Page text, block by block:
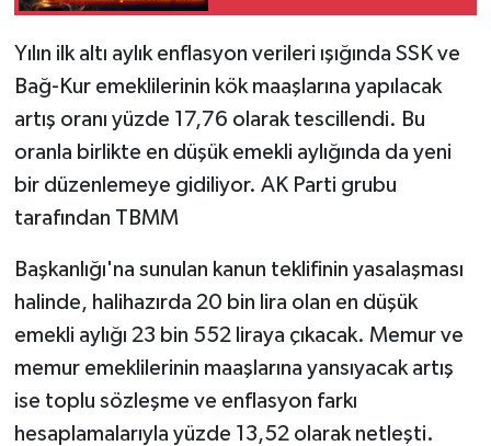
Yılın ilk altı aylık enflasyon verileri ışığında SSK ve
Bağ-Kur emeklilerinin kök maaşlarına yapılacak
artış oranı yüzde 17,76 olarak tescillendi. Bu
oranla birlikte en düşük emekli aylığında da yeni
bir düzenlemeye gidiliyor. AK Parti grubu
tarafından TBMM
Başkanlığı'na sunulan kanun teklifinin yasalaşması
halinde, halihazırda 20 bin lira olan en düşük
emekli aylığı 23 bin 552 liraya çıkacak. Memur ve
memur emeklilerinin maaşlarına yansıyacak artış
ise toplu sözleşme ve enflasyon farkı
hesaplamalarıyla yüzde 13,52 olarak netleşti.